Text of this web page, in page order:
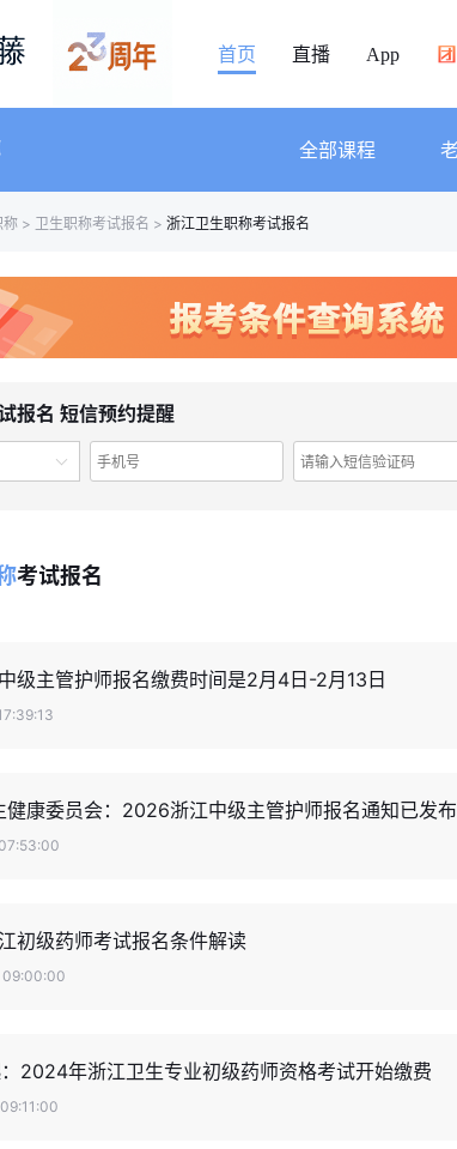
首页 直播 App
全部课程
称 > 卫生职称考试报名 > 浙江卫生职称考试报名
报名 短信预约提醒
考试报名
级主管护师报名缴费时间是2月4日-2月13日
健康委员会：2026浙江中级主管护师报名通知已发布
初级药师考试报名条件解读
2024年浙江卫生专业初级药师资格考试开始缴费